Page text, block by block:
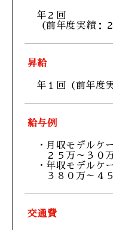
年２回
（前年度実績：
昇給
年１回（前年度
給与例
・月収モデルケ
２５万～３０
・年収モデルケ
３８０万～４
交通費